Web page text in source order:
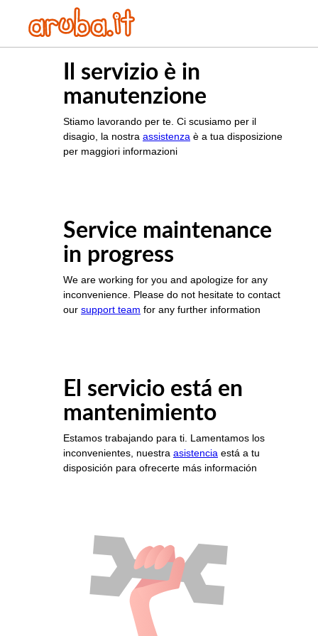
Il servizio è in
manutenzione
Stiamo lavorando per te. Ci scusiamo per il
disagio, la nostra assistenza è a tua disposizione
per maggiori informazioni
Service maintenance
in progress
We are working for you and apologize for any
inconvenience. Please do not hesitate to contact
our support team for any further information
El servicio está en
mantenimiento
Estamos trabajando para ti. Lamentamos los
inconvenientes, nuestra asistencia está a tu
disposición para ofrecerte más información